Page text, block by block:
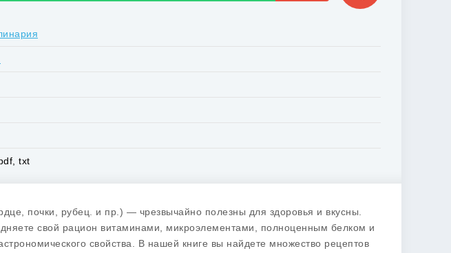
txt
почки, рубец. и пр.) — чрезвычайно полезны для здоровья и вкусны.
свой рацион витаминами, микроэлементами, полноценным белком и
свойства. В нашей книге вы найдете множество рецептов